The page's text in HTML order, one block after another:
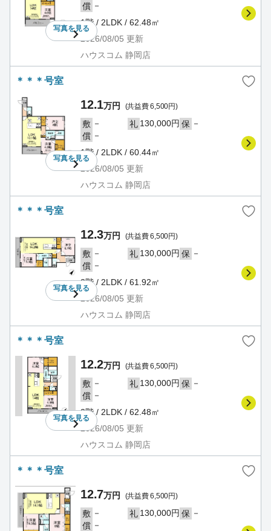
写真を見る
償 －
1階 / 2LDK / 62.48㎡
2026/08/05 更新
ハウスコム 静岡店
＊＊＊号室
写真を見る
12.1万円 (共益費 6,500円)
敷 － 礼 130,000円 保 －
償 －
1階 / 2LDK / 60.44㎡
2026/08/05 更新
ハウスコム 静岡店
＊＊＊号室
写真を見る
12.3万円 (共益費 6,500円)
敷 － 礼 130,000円 保 －
償 －
2階 / 2LDK / 61.92㎡
2026/08/05 更新
ハウスコム 静岡店
＊＊＊号室
写真を見る
12.2万円 (共益費 6,500円)
敷 － 礼 130,000円 保 －
償 －
2階 / 2LDK / 62.48㎡
2026/08/05 更新
ハウスコム 静岡店
＊＊＊号室
12.7万円 (共益費 6,500円)
敷 － 礼 130,000円 保 －
償 －